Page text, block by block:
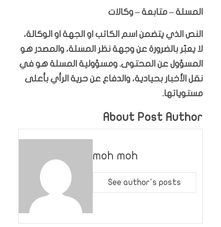
المسلة – متابعة – وكالات
النص الذي يتضمن اسم الكاتب او الجهة او الوكالة،
لا يعبّر بالضرورة عن وجهة نظر المسلة، والمصدر هو
المسؤول عن المحتوى. ومسؤولية المسلة هو في
نقل الأخبار بحيادية، والدفاع عن حرية الرأي بأعلى
مستوياتها.
About Post Author
moh moh
See author's posts